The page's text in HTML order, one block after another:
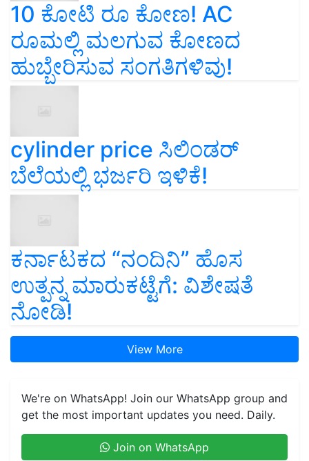
10 ಕೋಟಿ ರೂ ಕೋಣ! AC
ರೂಮಲ್ಲಿ ಮಲಗುವ ಕೋಣದ
ಹುಬ್ಬೇರಿಸುವ ಸಂಗತಿಗಳಿವು!
cylinder price ಸಿಲಿಂಡರ್‌
ಬೆಲೆಯಲ್ಲಿ ಭರ್ಜರಿ ಇಳಿಕೆ!
ಕರ್ನಾಟಕದ “ನಂದಿನಿ” ಹೊಸ
ಉತ್ಪನ್ನ ಮಾರುಕಟ್ಟೆಗೆ: ವಿಶೇಷತೆ
ನೋಡಿ!
View More
We're on WhatsApp! Join our WhatsApp group and
get the most important updates you need. Daily.
Join on WhatsApp